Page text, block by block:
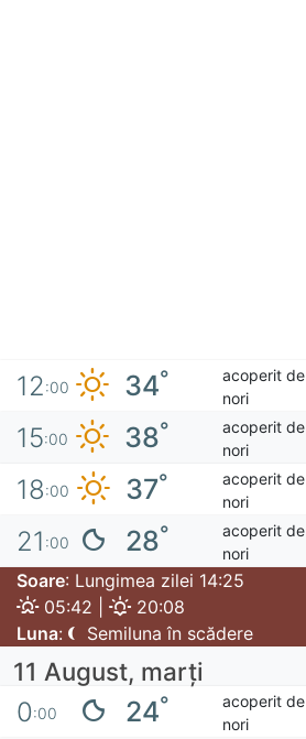
12:00 34°
acoperit de
nori
15:00 38°
acoperit de
nori
18:00 37°
acoperit de
nori
21 :00 28°
acoperit de
nori
Soare: Lungimea zilei 14:25
05:42 |
20:08
Luna: Semiluna în scădere
11 August, marţi
0:00 24°
acoperit de
nori